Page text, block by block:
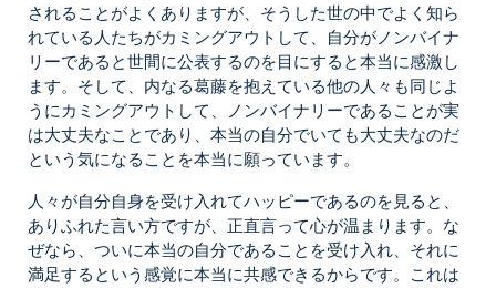
されることがよくありますが、そうした世の中でよく知ら
れている人たちがカミングアウトして、自分がノンバイナ
リーであると世間に公表するのを目にすると本当に感激し
ます。そして、内なる葛藤を抱えている他の人々も同じよ
うにカミングアウトして、ノンバイナリーであることが実
は大丈夫なことであり、本当の自分でいても大丈夫なのだ
という気になることを本当に願っています。
人々が自分自身を受け入れてハッピーであるのを見ると、
ありふれた言い方ですが、正直言って心が温まります。な
ぜなら、ついに本当の自分であることを受け入れ、それに
満足するという感覚に本当に共感できるからです。これは